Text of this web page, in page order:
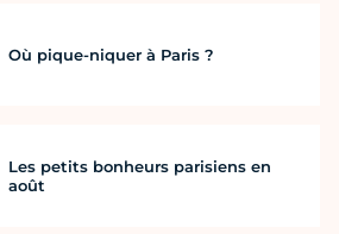
Où pique-niquer à Paris ?
Les petits bonheurs parisiens en
août